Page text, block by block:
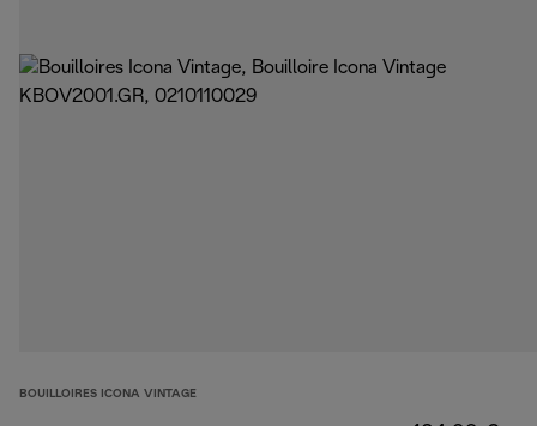
BOUILLOIRES ICONA VINTAGE